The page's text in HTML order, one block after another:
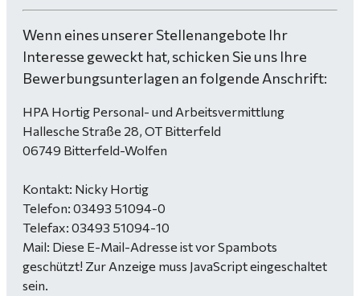
Wenn eines unserer Stellenangebote Ihr
Interesse geweckt hat, schicken Sie uns Ihre
Bewerbungsunterlagen an folgende Anschrift:
HPA Hortig Personal- und Arbeitsvermittlung
Hallesche Straße 28, OT Bitterfeld
06749 Bitterfeld-Wolfen
Kontakt: Nicky Hortig
Telefon: 03493 51094-0
Telefax: 03493 51094-10
Mail: Diese E-Mail-Adresse ist vor Spambots
geschützt! Zur Anzeige muss JavaScript eingeschaltet
sein.